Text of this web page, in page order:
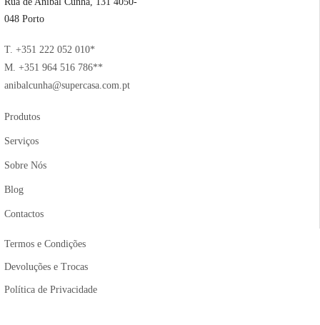
048 Porto
T. +351 222 052 010*
M. +351 964 516 786**
anibalcunha@supercasa.com.pt
Produtos
Serviços
Sobre Nós
Blog
Contactos
Termos e Condições
Devoluções e Trocas
Política de Privacidade